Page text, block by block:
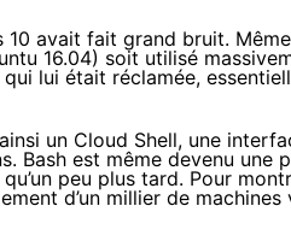
10 avait fait grand bruit.
16.04) soit utilisé
lui était réclamée,
un Cloud Shell, une
Bash est même devenu
qu’un peu plus tard. Pour
d’un millier de